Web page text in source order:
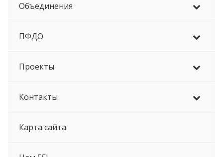
Объединения
ПФДО
Проекты
Контакты
Карта сайта